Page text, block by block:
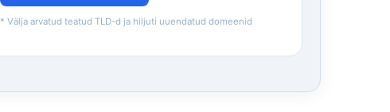
* Välja arvatud teatud TLD-d ja hiljuti uuendatud domeenid